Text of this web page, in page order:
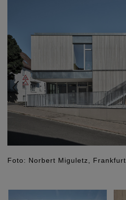
Foto: Norbert Miguletz,